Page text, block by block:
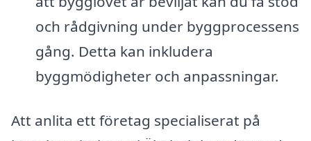
och rådgivning under byggprocessens
gång. Detta kan inkludera
byggmödigheter och anpassningar.
Att anlita ett företag specialiserat på